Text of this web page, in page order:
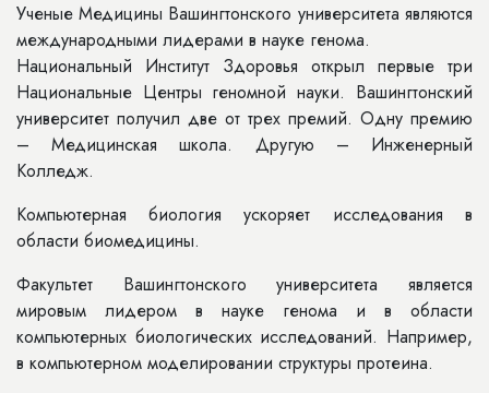
Ученые Медицины Вашингтонского университета являются
международными лидерами в науке генома.
Национальный Институт Здоровья открыл первые три
Национальные Центры геномной науки. Вашингтонский
университет получил две от трех премий. Одну премию
– Медицинская школа. Другую – Инженерный
Колледж.
Компьютерная биология ускоряет исследования в
области биомедицины.
Факультет Вашингтонского университета является
мировым лидером в науке генома и в области
компьютерных биологических исследований. Например,
в компьютерном моделировании структуры протеина.